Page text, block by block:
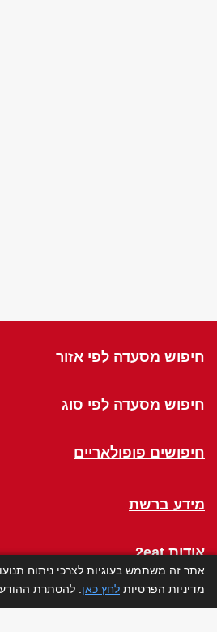
חיפוש מסעדה לפי אזור
חיפוש מסעדה לפי סוג
חיפושים פופולאריים
מידע ברשת
אודות 2eat
a Table
אתר זה משתמש בעוגיות לצרכי ניתוח
מדיניות הפרטיות לחץ כאן . להסתרת